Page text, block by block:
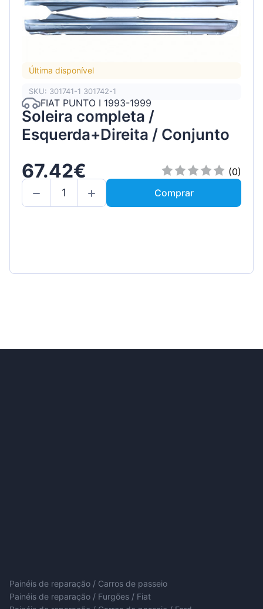
Última disponível
SKU: 301741-1 301742-1
FIAT PUNTO I 1993-1999
Soleira completa /
Esquerda+Direita / Conjunto
67.42€
(0)
Comprar
Painéis de reparação / Carros de passeio
Painéis de reparação / Furgões / Fiat